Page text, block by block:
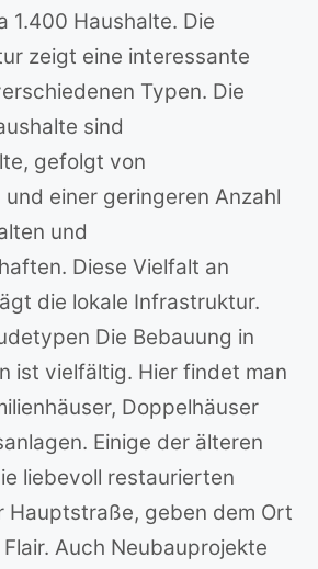
1.400 Haushalte. Die
zeigt eine interessante
Typen. Die
sind
gefolgt von
einer geringeren Anzahl
und
Diese Vielfalt an
die lokale Infrastruktur.
Die Bebauung in
ist vielfältig. Hier findet man
Doppelhäuser
Einige der älteren
liebevoll restaurierten
Hauptstraße, geben dem Ort
Auch Neubauprojekte